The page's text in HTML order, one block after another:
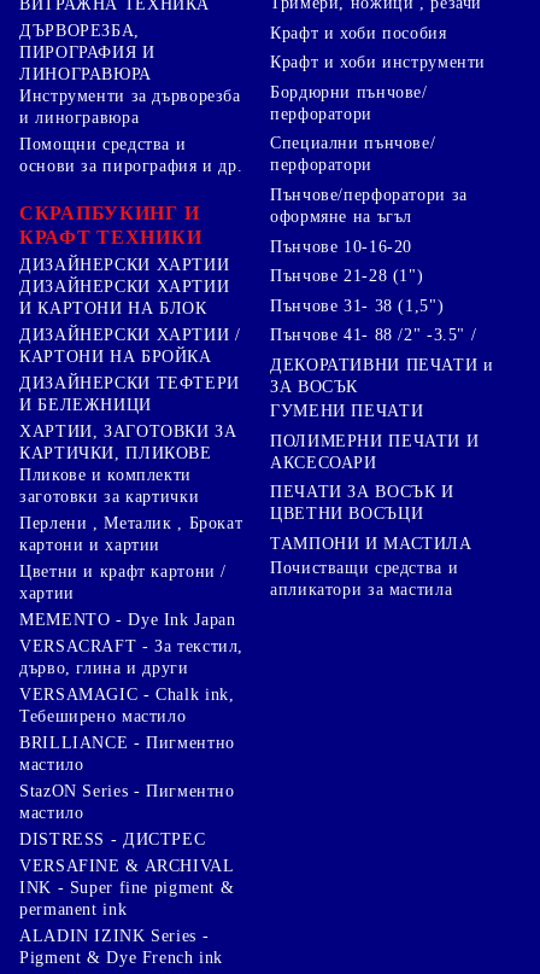
ВИТРАЖНА ТЕХНИКА
ДЪРВОРЕЗБА,
ПИРОГРАФИЯ И
ЛИНОГРАВЮРА
Инструменти за дърворезба
и линогравюра
Помощни средства и
основи за пирография и др.
СКРАПБУКИНГ И
КРАФТ ТЕХНИКИ
ДИЗАЙНЕРСКИ ХАРТИИ
ДИЗАЙНЕРСКИ ХАРТИИ
И КАРТОНИ НА БЛОК
ДИЗАЙНЕРСКИ ХАРТИИ /
КАРТОНИ НА БРОЙКА
ДИЗАЙНЕРСКИ ТЕФТЕРИ
И БЕЛЕЖНИЦИ
ХАРТИИ, ЗАГОТОВКИ ЗА
КАРТИЧКИ, ПЛИКОВЕ
Пликове и комплекти
заготовки за картички
Перлени , Металик , Брокат
картони и хартии
Цветни и крафт картони /
хартии
Крафт и хоби пособия
Крафт и хоби инструменти
Бордюрни пънчове/
перфоратори
Специални пънчове/
перфоратори
Пънчове/перфоратори за
оформяне на ъгъл
Пънчове 10-16-20
Пънчове 21-28 (1")
Пънчове 31- 38 (1,5")
Пънчове 41- 88 /2" -3.5" /
ДЕКОРАТИВНИ ПЕЧАТИ и
ЗА ВОСЪК
ГУМЕНИ ПЕЧАТИ
ПОЛИМЕРНИ ПЕЧАТИ И
АКСЕСОАРИ
ПЕЧАТИ ЗА ВОСЪК И
ЦВЕТНИ ВОСЪЦИ
ТАМПОНИ И МАСТИЛА
Почистващи средства и
апликатори за мастила
MEMENTO - Dye Ink Japan
VERSACRAFT - За текстил,
дърво, глина и други
VERSAMAGIC - Chalk ink,
Тебеширено мастило
BRILLIANCE - Пигментно
мастило
StazON Series - Пигментно
мастило
DISTRESS - ДИСТРЕС
VERSAFINE & ARCHIVAL
INK - Super fine pigment &
permanent ink
ALADIN IZINK Series -
Pigment & Dye French ink